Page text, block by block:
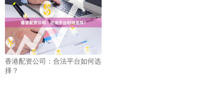
香港配资公司：合法平台如何选
择？